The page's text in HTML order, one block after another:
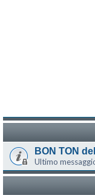
BON TON
Ultimo